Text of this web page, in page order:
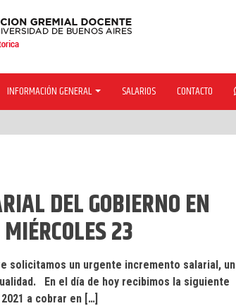
INFORMACIÓN GENERAL SALARIOS CONTACTO
DEL GOBIERNO EN
23
solicitamos un urgente incremento salarial, un
En el día de hoy recibimos la siguiente
a cobrar en […]